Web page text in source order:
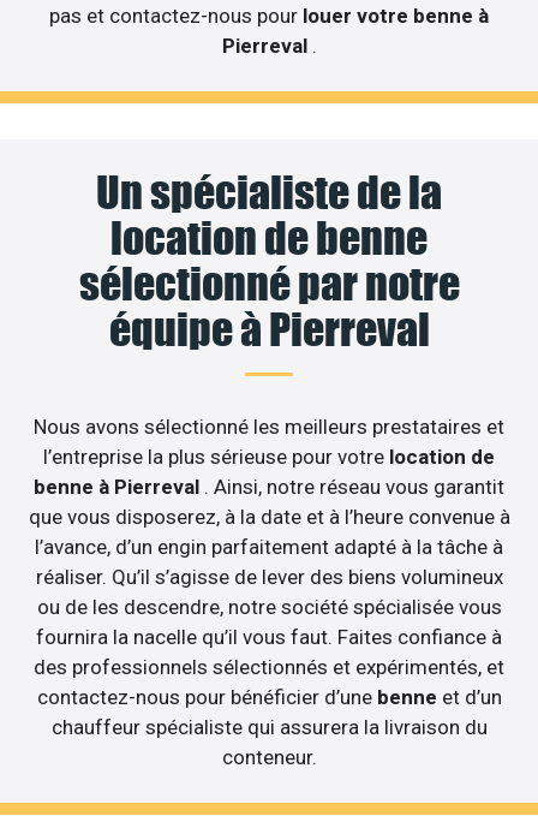
pas et contactez-nous pour louer votre benne à
Pierreval .
Un spécialiste de la
location de benne
sélectionné par notre
équipe à Pierreval
Nous avons sélectionné les meilleurs prestataires et
l’entreprise la plus sérieuse pour votre location de
benne à Pierreval . Ainsi, notre réseau vous garantit
que vous disposerez, à la date et à l’heure convenue à
l’avance, d’un engin parfaitement adapté à la tâche à
réaliser. Qu’il s’agisse de lever des biens volumineux
ou de les descendre, notre société spécialisée vous
fournira la nacelle qu’il vous faut. Faites confiance à
des professionnels sélectionnés et expérimentés, et
contactez-nous pour bénéficier d’une benne et d’un
chauffeur spécialiste qui assurera la livraison du
conteneur.